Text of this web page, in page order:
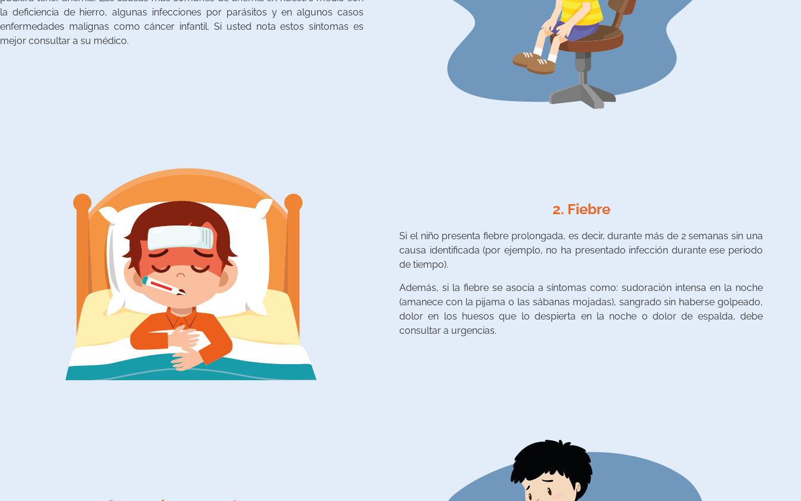
la deficiencia de hierro, algunas infecciones por parásitos y en algunos casos
enfermedades malignas como cáncer infantil. Si usted nota estos síntomas es
mejor consultar a su médico.
2. Fiebre
Si el niño presenta fiebre prolongada, es decir, durante más de 2 semanas sin una
causa identificada (por ejemplo, no ha presentado infección durante ese periodo
de tiempo).
Además, si la fiebre se asocia a síntomas como: sudoración intensa en la noche
(amanece con la pijama o las sábanas mojadas), sangrado sin haberse golpeado,
dolor en los huesos que lo despierta en la noche o dolor de espalda, debe
consultar a urgencias.